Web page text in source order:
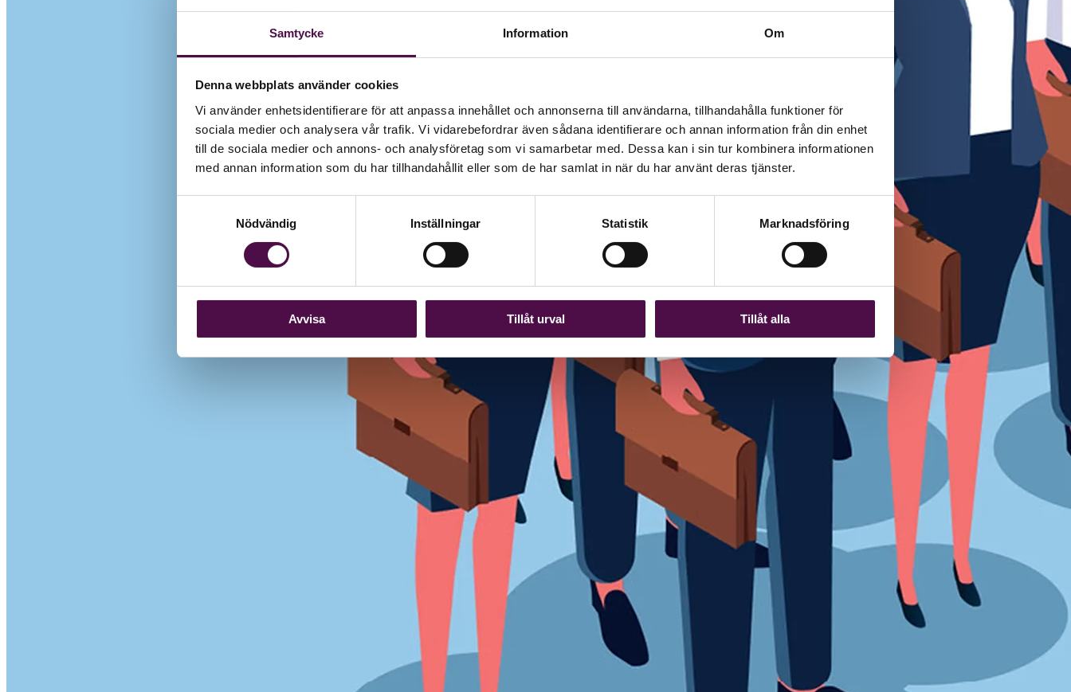
Samtycke Information Om
Denna webbplats använder cookies
Vi använder enhetsidentifierare för att anpassa innehållet och annonserna till användarna, tillhandahålla funktioner för
sociala medier och analysera vår trafik. Vi vidarebefordrar även sådana identifierare och annan information från din enhet
till de sociala medier och annons- och analysföretag som vi samarbetar med. Dessa kan i sin tur kombinera informationen
med annan information som du har tillhandahållit eller som de har samlat in när du har använt deras tjänster.
Nödvändig
Inställningar Statistik Marknadsföring
Avvisa Tillåt urval Tillåt alla